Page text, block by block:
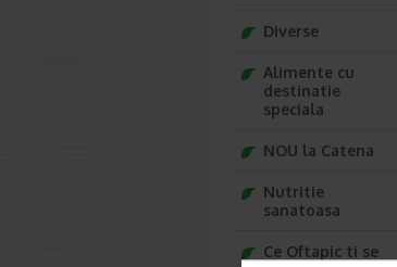
Diverse
Alimente cu
destinatie
speciala
NOU la Catena
Nutritie
sanatoasa
Ce Oftapic ti se